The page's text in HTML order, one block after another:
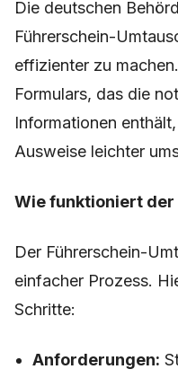
Die deutschen
Führerschein-
effizienter zu
Formulars, das die
Informationen
Ausweise leichter
Wie funktioniert der
Der Führerschein-
einfacher Prozess.
Schritte:
Anforderungen: